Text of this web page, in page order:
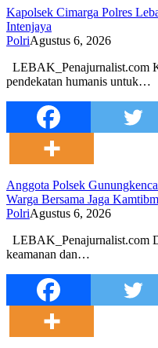
Kapolsek Cimarga Polres
Intenjaya
PolriAgustus 6, 2026
LEBAK_Penajurnalist.com
pendekatan humanis untuk…
Anggota Polsek
Warga Bersama Jaga
PolriAgustus 6, 2026
LEBAK_Penajurnalist.com
keamanan dan…